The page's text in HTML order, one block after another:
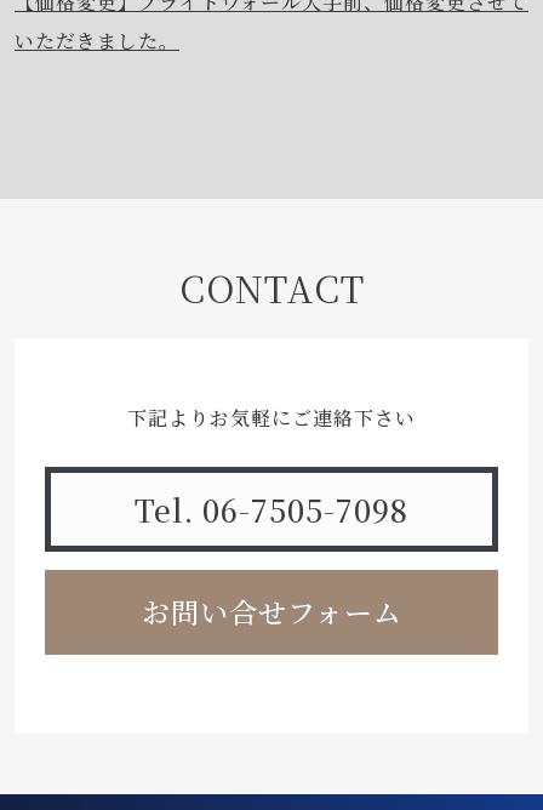
いただきました。
CONTACT
下記よりお気軽にご連絡下さい
Tel. 06-7505-7098
お問い合せフォーム